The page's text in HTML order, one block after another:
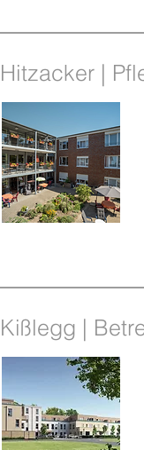
Hitzacker |
bei Hamburg
Kißlegg |
bei Ravensburg